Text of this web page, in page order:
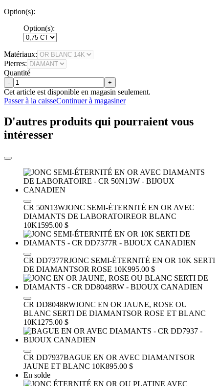
Option(s):
Option(s):
Matériaux:
Pierres:
Quantité
- +
Cet article est disponible en magasin seulement.
Passer à la caisseContinuer à magasiner
D'autres produits qui pourraient vous
intéresser
CR 50N13WJONC SEMI-ÉTERNITÉ EN OR AVEC
DIAMANTS DE LABORATOIREOR BLANC
10K1595.00 $
CR DD7377RJONC SEMI-ÉTERNITÉ EN OR 10K SERTI
DE DIAMANTSOR ROSE 10K995.00 $
CR DD8048RWJONC EN OR JAUNE, ROSE OU
BLANC SERTI DE DIAMANTSOR ROSE ET BLANC
10K1275.00 $
CR DD7937BAGUE EN OR AVEC DIAMANTSOR
JAUNE ET BLANC 10K895.00 $
En solde